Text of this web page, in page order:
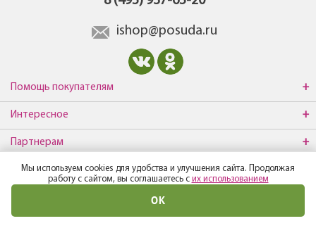
ishop@posuda.ru
Помощь покупателям
Интересное
Партнерам
О компании
Мы используем cookies для удобства и улучшения сайта. Продолжая
работу с сайтом, вы соглашаетесь с их использованием
ОК